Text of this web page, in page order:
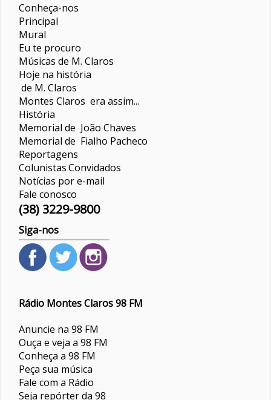
Conheça-nos
Principal
Mural
Eu te procuro
Músicas de M. Claros
Hoje na história
de M. Claros
Montes Claros era assim...
História
Memorial de João Chaves
Memorial de Fialho Pacheco
Reportagens
ColunistasConvidados
Notícias por e-mail
Fale conosco
(38) 3229-9800
Siga-nos
Rádio Montes Claros 98 FM
Anuncie na 98 FM
Ouça e veja a 98 FM
Conheça a 98 FM
Peça sua música
Fale com a Rádio
Seja repórter da 98